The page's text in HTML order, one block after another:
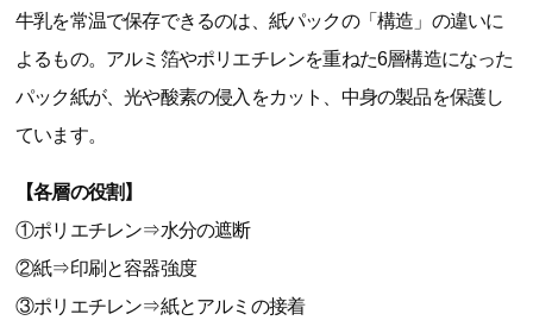
牛乳を常温で保存できるのは、紙パックの「構造」の違いに
よるもの。アルミ箔やポリエチレンを重ねた6層構造になった
パック紙が、光や酸素の侵入をカット、中身の製品を保護し
ています。
【各層の役割】
①ポリエチレン⇒水分の遮断
②紙⇒印刷と容器強度
③ポリエチレン⇒紙とアルミの接着